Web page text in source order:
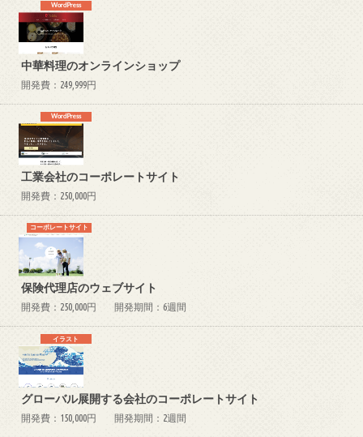
WordPress
中華料理のオンラインショップ
開発費：249,999円
WordPress
工業会社のコーポレートサイト
開発費：250,000円
コーポレートサイト
保険代理店のウェブサイト
開発費：250,000円 開発期間：6週間
イラスト
グローバル展開する会社のコーポレートサイト
開発費：150,000円 開発期間：2週間